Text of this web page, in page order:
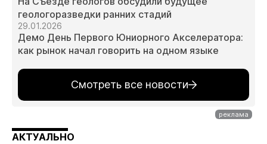
геологоразведки ранних стадий
29.01.2026
Демо День Первого Юниорного Акселератора:
как рынок начал говорить на одном языке
Смотреть все новости
АКТУАЛЬНО